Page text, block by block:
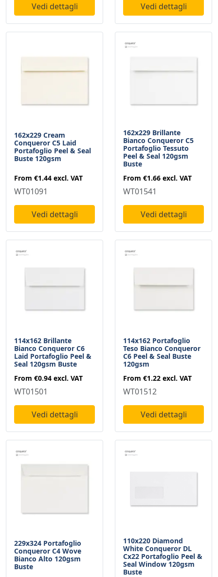
Vedi dettagli Vedi dettagli
162x229 Cream
Conqueror C5 Laid
Portafoglio Peel & Seal
Buste 120gsm
From €1.44 excl. VAT
WT01091
Vedi dettagli
162x229 Brillante
Bianco Conqueror C5
Portafoglio Tessuto
Peel & Seal 120gsm
Buste
From €1.66 excl. VAT
WT01541
Vedi dettagli
114x162 Brillante
Bianco Conqueror C6
Laid Portafoglio Peel &
Seal 120gsm Buste
From €0.94 excl. VAT
WT01501
Vedi dettagli
114x162 Portafoglio
Teso Bianco Conqueror
C6 Peel & Seal Buste
120gsm
From €1.22 excl. VAT
WT01512
Vedi dettagli
229x324 Portafoglio
Conqueror C4 Wove
Bianco Alto 120gsm
Buste
110x220 Diamond
White Conqueror DL
Cx22 Portafoglio Peel &
Seal Window 120gsm
Buste